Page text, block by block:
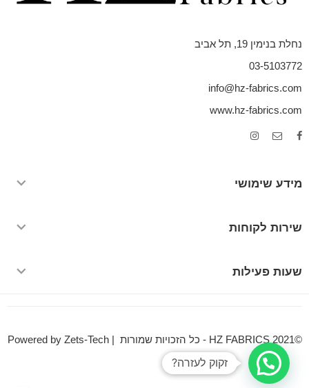
נחלת בנימין 19, תל אביב
03-5103772
info@hz-fabrics.com
www.hz-fabrics.com
מידע שימושי
שירות לקוחות
שעות פעילות
©HZ FABRICS 2021 - כל הזכויות שמורות | Powered by Zets-Tech
זקוק לעזרה?